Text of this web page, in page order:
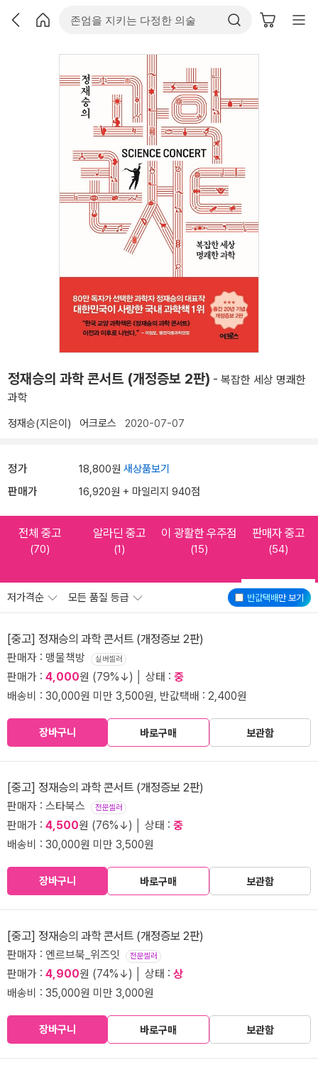
정재승의 과학 콘서트 (개정증보 2판) - 복잡한 세상 명쾌한
과학
정재승(지은이) 어크로스 2020-07-07
정가 18,800원 새상품보기
판매가 16,920원 + 마일리지 940점
전체 중고
(70)
알라딘 중고
(1)
이 광활한 우주점
(15)
판매자 중고
(54)
반값택배만 보기
저가격순 모든 품질 등급
[중고] 정재승의 과학 콘서트 (개정증보 2판)
판매자 : 맹물책방 실버셀러
판매가 : 4,000원 (79%↓) │ 상태 : 중
배송비 : 30,000원 미만 3,500원, 반값택배 : 2,400원
장바구니 바로구매 보관함
[중고] 정재승의 과학 콘서트 (개정증보 2판)
판매자 : 스타북스 전문셀러
판매가 : 4,500원 (76%↓) │ 상태 : 중
배송비 : 30,000원 미만 3,500원
장바구니 바로구매 보관함
[중고] 정재승의 과학 콘서트 (개정증보 2판)
판매자 : 엔르브북_위즈잇 전문셀러
판매가 : 4,900원 (74%↓) │ 상태 : 상
배송비 : 35,000원 미만 3,000원
장바구니 바로구매 보관함